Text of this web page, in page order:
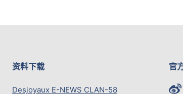
资料下载
Desjoyaux E-NEWS CLAN-58
官